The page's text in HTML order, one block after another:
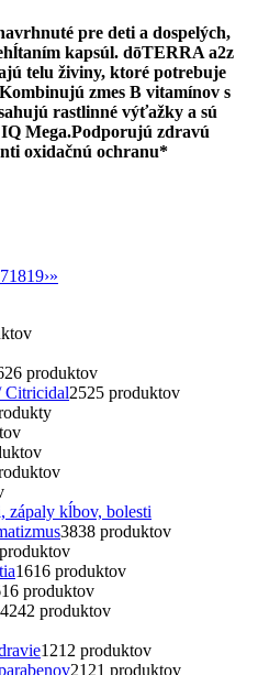
pre deti a dospelých,
kapsúl. dōTERRA a2z
telu živiny, ktoré potrebuje
Kombinujú zmes B vitamínov s
rastlinné výťažky a sú
Mega.Podporujú zdravú
oxidačnú ochranu*
1819›»
26 produktov
2525 produktov
zápaly kĺbov, bolesti
3838 produktov
1616 produktov
16 produktov
4242 produktov
1212 produktov
21 21 produktov